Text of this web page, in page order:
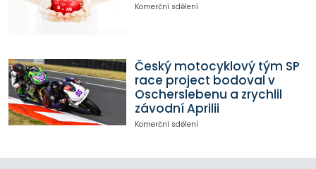
Komerční sdělení
Český motocyklový tým SP
race project bodoval v
Oscherslebenu a zrychlil
závodní Aprilii
Komerční sdělení